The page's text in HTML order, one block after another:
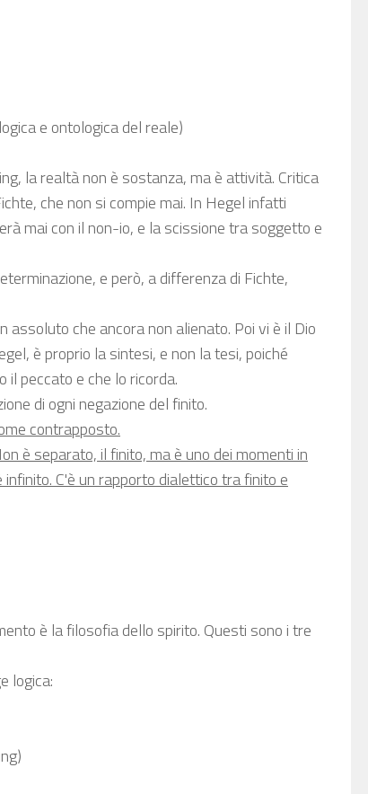
e ontologica del reale)
la realtà non è sostanza, ma è attività. Critica
che non si compie mai. In Hegel infatti
mai con il non-io, e la scissione tra soggetto e
e però, a differenza di Fichte,
che ancora non alienato. Poi vi è il Dio
è proprio la sintesi, e non la tesi, poiché
peccato e che lo ricorda.
di ogni negazione del finito.
contrapposto.
è separato, il finito, ma è uno dei momenti in
C'è un rapporto dialettico tra finito e
è la filosofia dello spirito. Questi sono i tre
logica: